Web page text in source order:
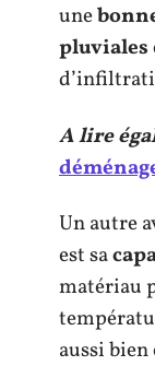
une
pluviales
A lire
Un autre
est sa
matériau
aussi bien